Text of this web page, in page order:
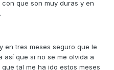
que son muy duras y en
en tres meses seguro que le
así que si no se me olvida a
tal me ha ido estos meses